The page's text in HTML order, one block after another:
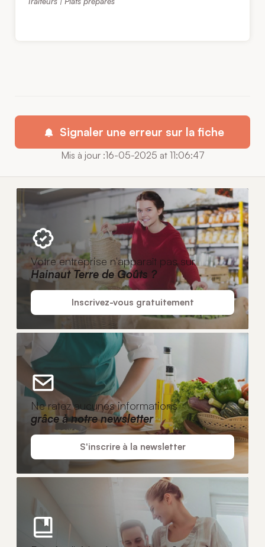
Signaler une erreur sur la fiche
Mis à jour :16-05-2025 at 11:06:47
Votre entreprise n'apparaît pas sur
Hainaut Terre de Goûts ?
Inscrivez-vous gratuitement
Ne ratez aucunes informations
grâce à notre newsletter
S'inscrire à la newsletter